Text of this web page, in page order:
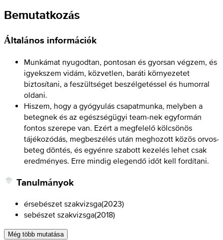
Bemutatkozás
Általános információk
Munkámat nyugodtan, pontosan és gyorsan végzem, és
igyekszem vidám, közvetlen, baráti környezetet
biztosítani, a feszültséget beszélgetéssel és humorral
oldani.
Hiszem, hogy a gyógyulás csapatmunka, melyben a
betegnek és az egészségügyi team-nek egyformán
fontos szerepe van. Ezért a megfelelő kölcsönös
tájékozódás, megbeszélés után meghozott közös orvos-
beteg döntés, és egyénre szabott kezelés lehet csak
eredményes. Erre mindig elegendő időt kell fordítani.
Tanulmányok
érsebészet szakvizsga(2023)
sebészet szakvizsga(2018)
Még több mutatása